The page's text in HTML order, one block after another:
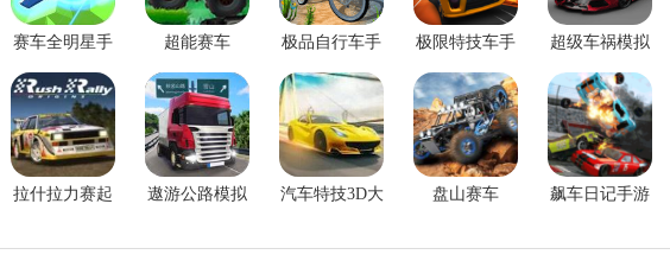
赛车全明星手
游
超能赛车
极品自行车手
游最新版
极限特技车手
游
超级车祸模拟
器
拉什拉力赛起
遨游公路模拟
汽车特技3D大
盘山赛车
飙车日记手游